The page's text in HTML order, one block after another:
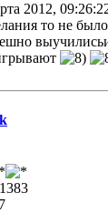
2012,
то не